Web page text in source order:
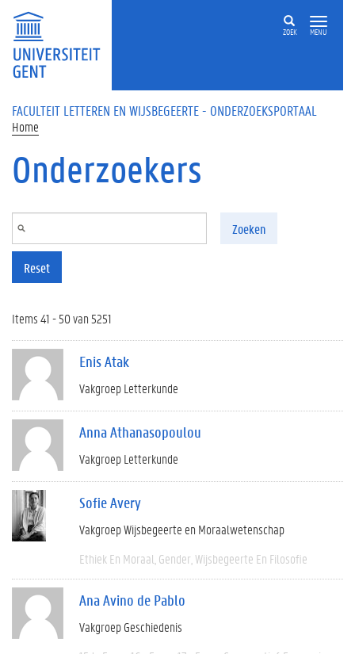
Overslaan en naar de inhoud gaan
ZOEK MENU
FACULTEIT LETTEREN EN WIJSBEGEERTE - ONDERZOEKSPORTAAL
Home
Onderzoekers
Zoeken
Reset
Items 41 - 50 van 5251
Enis Atak
Vakgroep Letterkunde
Anna Athanasopoulou
Vakgroep Letterkunde
Sofie Avery
Vakgroep Wijsbegeerte en Moraalwetenschap
Ethiek En Moraal Gender Wijsbegeerte En Filosofie
Ana Avino de Pablo
Vakgroep Geschiedenis